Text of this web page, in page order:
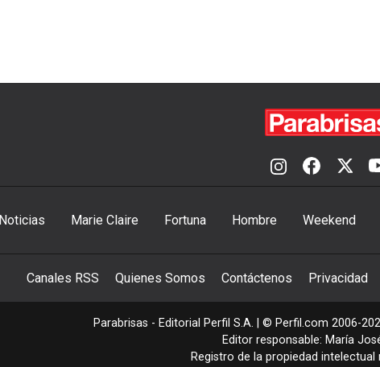
Noticias Marie Claire Fortuna Hombre Weekend
Canales RSS Quienes Somos Contáctenos Privacidad
Parabrisas - Editorial Perfil S.A. | © Perfil.com 2006-
Editor responsable: María
Registro de la propiedad intelectual